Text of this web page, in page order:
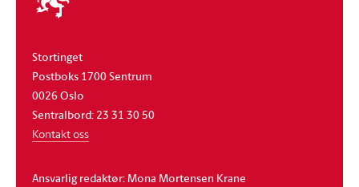
Stortinget
Postboks 1700 Sentrum
0026 Oslo
Sentralbord: 23 31 30 50
Kontakt oss
Ansvarlig redaktør: Mona Mortensen Krane